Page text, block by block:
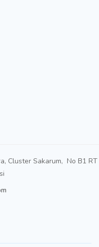
Cluster Sakarum, No B1 RT